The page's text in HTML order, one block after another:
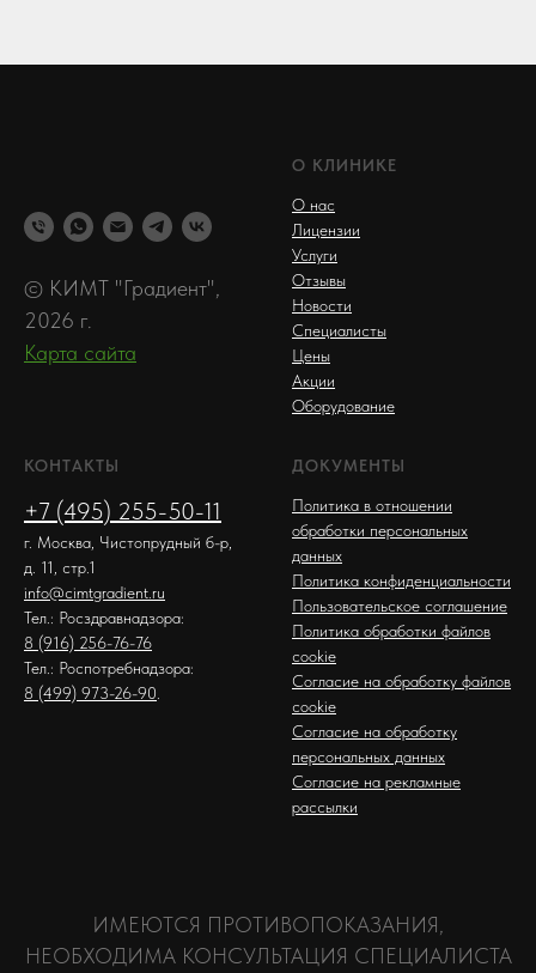
© КИМТ "Градиент",
2026 г.
Карта сайта
О КЛИНИКЕ
О нас
Лицензии
Услуги
Отзывы
Новости
Специалисты
Цены
Акции
Оборудование
КОНТАКТЫ
+7 (495) 255-50-11
г. Москва, Чистопрудный б-р,
д. 11, стр.1
info@cimtgradient.ru
Тел.: Росздравнадзора:
8 (916) 256-76-76
Тел.: Роспотребнадзора:
8 (499) 973-26-90
ДОКУМЕНТЫ
Политика в отношении
обработки персональных
данных
Политика конфиденциальности
Пользовательское соглашение
Политика обработки файлов
cookie
Согласие на обработку файлов
cookie
Согласие на обработку
персональных данных
Согласие на рекламные
рассылки
ИМЕЮТСЯ ПРОТИВОПОКАЗАНИЯ,
НЕОБХОДИМА КОНСУЛЬТАЦИЯ СПЕЦИАЛИСТА